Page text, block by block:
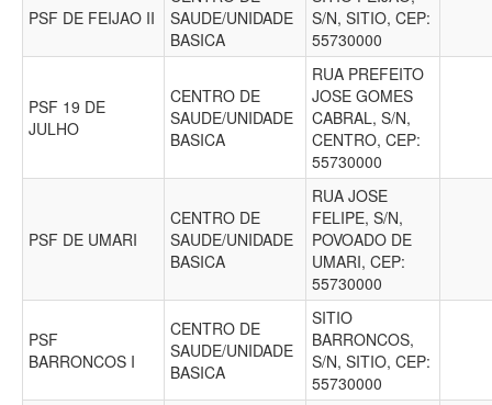
PSF DE FEIJAO II
SAUDE/UNIDADE
BASICA
S/N, SITIO, CEP:
55730000
PSF 19 DE
JULHO
CENTRO DE
SAUDE/UNIDADE
BASICA
RUA PREFEITO
JOSE GOMES
CABRAL, S/N,
CENTRO, CEP:
55730000
PSF DE UMARI
CENTRO DE
SAUDE/UNIDADE
BASICA
RUA JOSE
FELIPE, S/N,
POVOADO DE
UMARI, CEP:
55730000
PSF
BARRONCOS I
CENTRO DE
SAUDE/UNIDADE
BASICA
SITIO
BARRONCOS,
S/N, SITIO, CEP:
55730000